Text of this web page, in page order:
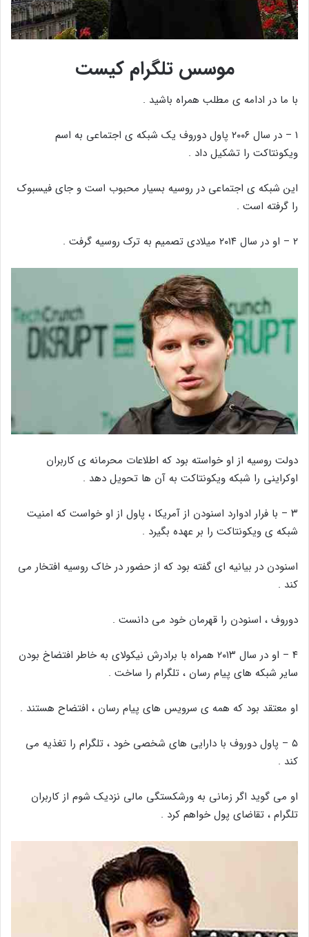
موسس تلگرام کیست
با ما در ادامه ی مطلب همراه باشید .
۱ – در سال ۲۰۰۶ پاول دوروف یک شبکه ی اجتماعی به اسم
ویکونتاکت را تشکیل داد .
این شبکه ی اجتماعی در روسیه بسیار محبوب است و جای فیسبوک
را گرفته است .
۲ – او در سال ۲۰۱۴ میلادی تصمیم به ترک روسیه گرفت .
دولت روسیه از او خواسته بود که اطلاعات محرمانه ی کاربران
اوکراینی را شبکه ویکونتاکت به آن ها تحویل دهد .
۳ – با فرار ادوارد اسنودن از آمریکا ، پاول از او خواست که امنیت
شبکه ی ویکونتاکت را بر عهده بگیرد .
اسنودن در بیانیه ای گفته بود که از حضور در خاک روسیه افتخار می
کند .
دوروف ، اسنودن را قهرمان خود می دانست .
۴ – او در سال ۲۰۱۳ همراه با برادرش نیکولای به خاطر افتضاخ بودن
سایر شبکه های پیام رسان ، تلگرام را ساخت .
او معتقد بود که همه ی سرویس های پیام رسان ، افتضاح هستند .
۵ – پاول دوروف با دارایی های شخصی خود ، تلگرام را تغذیه می
کند .
او می گوید اگر زمانی به ورشکستگی مالی نزدیک شوم از کاربران
تلگرام ، تقاضای پول خواهم کرد .